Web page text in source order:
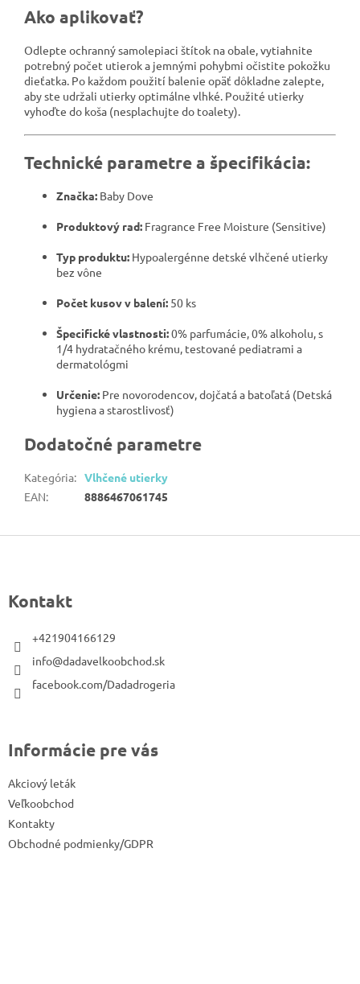
Ako aplikovať?
Odlepte ochranný samolepiaci štítok na obale, vytiahnite
potrebný počet utierok a jemnými pohybmi očistite pokožku
dieťatka. Po každom použití balenie opäť dôkladne zalepte,
aby ste udržali utierky optimálne vlhké. Použité utierky
vyhoďte do koša (nesplachujte do toalety).
Technické parametre a špecifikácia:
Značka: Baby Dove
Produktový rad: Fragrance Free Moisture (Sensitive)
Typ produktu: Hypoalergénne detské vlhčené utierky
bez vône
Počet kusov v balení: 50 ks
Špecifické vlastnosti:0% parfumácie, 0% alkoholu, s
1/4 hydratačného krému, testované pediatrami a
dermatológmi
Určenie: Pre novorodencov, dojčatá a batoľatá (Detská
hygiena a starostlivosť)
Dodatočné parametre
Kategória: Vlhčené utierky
EAN: 8886467061745
Z
p
äKontakt
+421904166129
info@dadavelkoobchod.sk
facebook.com/Dadadrogeria
Informácie pre vás
Akciový leták
Veľkoobchod
Kontakty
Obchodné podmienky/GDPR